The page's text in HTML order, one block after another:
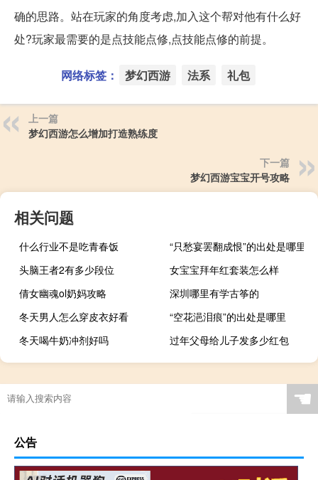
确的思路。站在玩家的角度考虑,加入这个帮对他有什么好
处?玩家最需要的是点技能点修,点技能点修的前提。
网络标签： 梦幻西游 法系 礼包
上一篇
梦幻西游怎么增加打造熟练度
下一篇
梦幻西游宝宝开号攻略
相关问题
什么行业不是吃青春饭
“只愁宴罢翻成恨”的出处是哪里
头脑王者2有多少段位
女宝宝拜年红套装怎么样
倩女幽魂ol奶妈攻略
深圳哪里有学古筝的
冬天男人怎么穿皮衣好看
“空花浥泪痕”的出处是哪里
冬天喝牛奶冲剂好吗
过年父母给儿子发多少红包
☚
公告